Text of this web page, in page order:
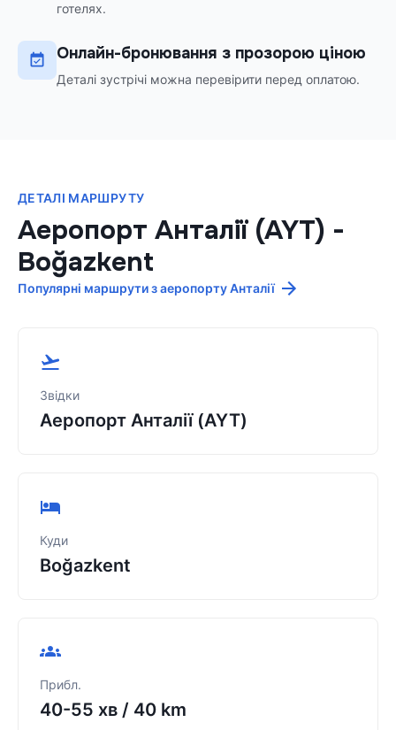
готелях.
Онлайн-бронювання з прозорою ціною
Деталі зустрічі можна перевірити перед оплатою.
ДЕТАЛІ МАРШРУТУ
Аеропорт Анталії (AYT) -
Boğazkent
Популярні маршрути з аеропорту Анталії
Звідки
Аеропорт Анталії (AYT)
Куди
Boğazkent
Прибл.
40-55 хв / 40 km